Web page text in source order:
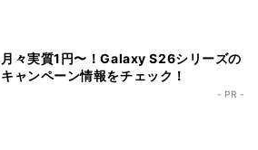
月々実質1円〜！Galaxy S26シリーズの
キャンペーン情報をチェック！
- PR -